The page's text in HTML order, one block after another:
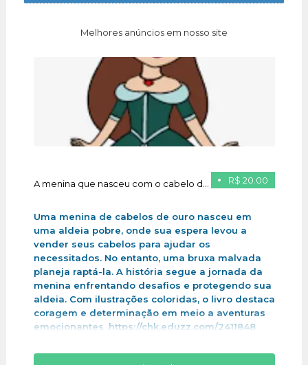
Melhores anúncios em nosso site
R$ 20.00
A menina que nasceu com o cabelo de ouro
Uma menina de cabelos de ouro nasceu em
uma aldeia pobre, onde sua espera levou a
vender seus cabelos para ajudar os
necessitados. No entanto, uma bruxa malvada
planeja raptá-la. A história segue a jornada da
menina enfrentando desafios e protegendo sua
aldeia. Com ilustrações coloridas, o livro destaca
coragem e determinação em meio a aventuras
emocionantes .https://chk.eduzz.com/2411848